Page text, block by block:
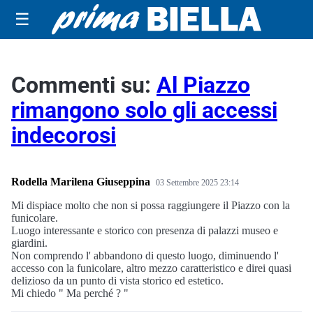
☰
Commenti su: Al Piazzo
rimangono solo gli accessi
indecorosi
Rodella Marilena Giuseppina 03 Settembre 2025 23:14
Mi dispiace molto che non si possa raggiungere il Piazzo con la
funicolare.
Luogo interessante e storico con presenza di palazzi museo e
giardini.
Non comprendo l' abbandono di questo luogo, diminuendo l'
accesso con la funicolare, altro mezzo caratteristico e direi quasi
delizioso da un punto di vista storico ed estetico.
Mi chiedo " Ma perché ? "